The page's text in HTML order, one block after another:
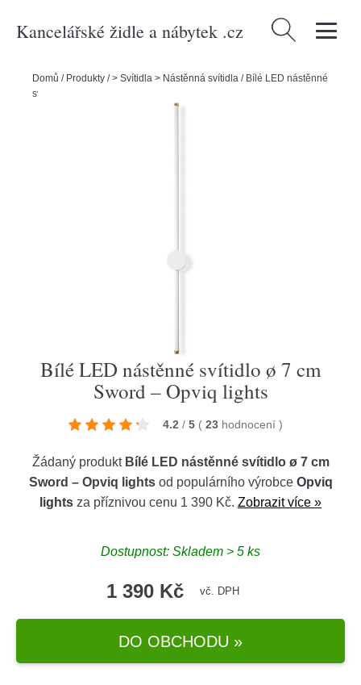
Kancelářské židle a nábytek .cz Vyhledávání
Domů / Produkty /> Svítidla > Nástěnná svítidla / Bílé LED nástěnné
svítidlo ø 7 cm Sword – Opviq lights
Bílé LED nástěnné svítidlo ø 7 cm
Sword – Opviq lights
4.2 / 5 ( 23 hodnocení )
Žádaný produkt Bílé LED nástěnné svítidlo ø 7 cm
Sword – Opviq lightsod populárního výrobce Opviq
lights za příznivou cenu 1 390 Kč. Zobrazit více »
Dostupnost: Skladem > 5 ks
1 390 Kč vč. DPH
DO OBCHODU »